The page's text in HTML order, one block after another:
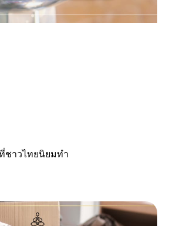
ชาวไทยนิยมทำ